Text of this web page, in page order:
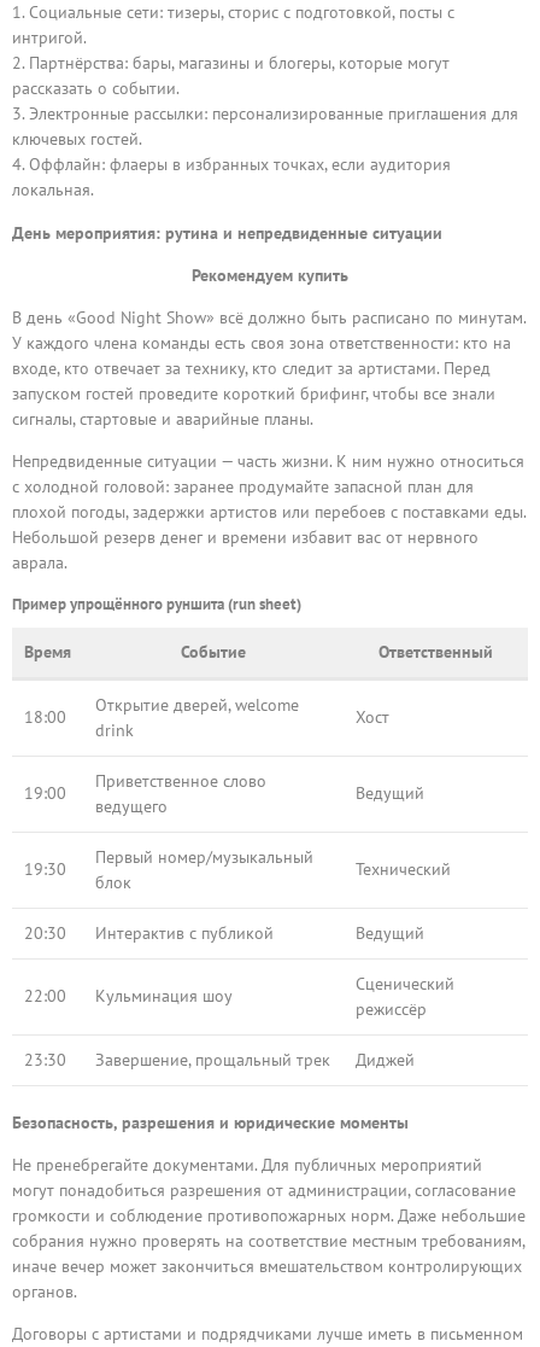
Социальные сети: тизеры, сторис с подготовкой, посты с
интригой.
Партнёрства: бары, магазины и блогеры, которые могут
рассказать о событии.
Электронные рассылки: персонализированные приглашения для
ключевых гостей.
Оффлайн: флаеры в избранных точках, если аудитория
локальная.
День мероприятия: рутинa и непредвиденные ситуации
Рекомендуем купить
В день «Good Night Show» всё должно быть расписано по минутам.
У каждого члена команды есть своя зона ответственности: кто на
входе, кто отвечает за технику, кто следит за артистами. Перед
запуском гостей проведите короткий брифинг, чтобы все знали
сигналы, стартовые и аварийные планы.
Непредвиденные ситуации — часть жизни. К ним нужно относиться
с холодной головой: заранее продумайте запасной план для
плохой погоды, задержки артистов или перебоев с поставками еды.
Небольшой резерв денег и времени избавит вас от нервного
аврала.
Пример упрощённого руншита (run sheet)
Время Событие Ответственный
18:00
Открытие дверей, welcome
drink
Хост
19:00
Приветственное слово
ведущего
Ведущий
19:30
Первый номер/музыкальный
блок
Технический
20:30 Интерактив с публикой Ведущий
22:00 Кульминация шоу
Сценический
режиссёр
23:30 Завершение, прощальный трек Диджей
Безопасность, разрешения и юридические моменты
Не пренебрегайте документами. Для публичных мероприятий
могут понадобиться разрешения от администрации, согласование
громкости и соблюдение противопожарных норм. Даже небольшие
собрания нужно проверять на соответствие местным требованиям,
иначе вечер может закончиться вмешательством контролирующих
органов.
Договоры с артистами и подрядчиками лучше иметь в письменном